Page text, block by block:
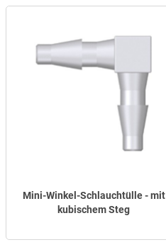
Mini-Winkel-Schlauchtülle - mit
kubischem Steg